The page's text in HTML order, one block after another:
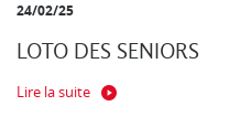
24/02/25
LOTO DES SENIORS
Lire la suite